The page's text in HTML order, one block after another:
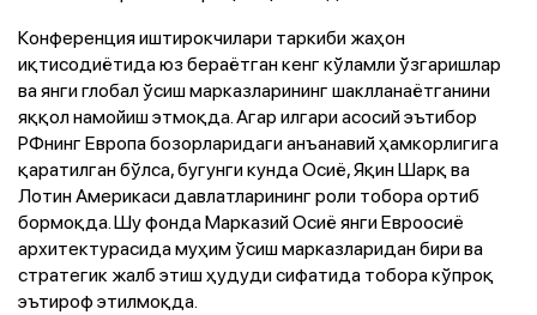
Конференция иштирокчилари таркиби жаҳон
иқтисодиётида юз бераётган кенг кўламли ўзгаришлар
ва янги глобал ўсиш марказларининг шаклланаётганини
яққол намойиш этмоқда. Агар илгари асосий эътибор
РФнинг Европа бозорларидаги анъанавий ҳамкорлигига
қаратилган бўлса, бугунги кунда Осиё, Яқин Шарқ ва
Лотин Америкаси давлатларининг роли тобора ортиб
бормоқда. Шу фонда Марказий Осиё янги Евроосиё
архитектурасида муҳим ўсиш марказларидан бири ва
стратегик жалб этиш ҳудуди сифатида тобора кўпроқ
эътироф этилмоқда.